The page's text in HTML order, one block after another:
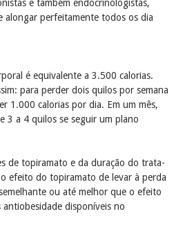
e também endocrinologistas,
alongar perfeitamente todos os dia
é equivalente a 3.500 calorias.
para perder dois quilos por semana
1.000 calorias por dia. Em um mês,
3 a 4 quilos se seguir um plano
de topiramato e da duração do trata-
efeito do topiramato de levar à perda
ou até melhor que o efeito
disponíveis no